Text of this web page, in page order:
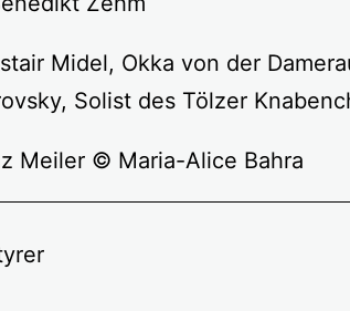
Midel, Okka von der
Solist des Tölzer
Meiler © Maria-Alice Bahra